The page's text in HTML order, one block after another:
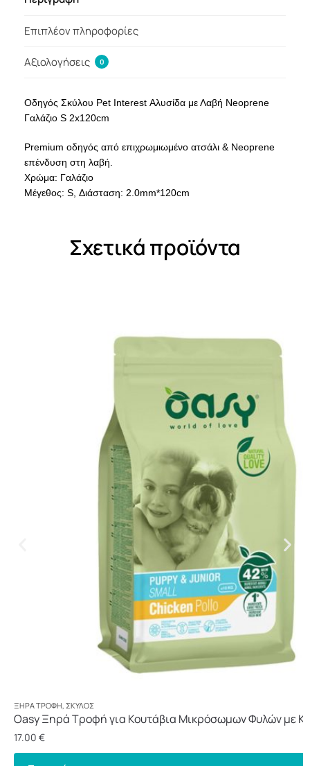
Επιπλέον πληροφορίες
Αξιολογήσεις 0
Οδηγός Σκύλου Pet Interest Αλυσίδα με Λαβή Neoprene
Γαλάζιο S 2x120cm
Premium οδηγός από επιχρωμιωμένο ατσάλι & Νeoprene
επένδυση στη λαβή.
Χρώμα: Γαλάζιο
Μέγεθος: S, Διάσταση: 2.0mm*120cm
Σχετικά προϊόντα
ΞΗΡΆ ΤΡΟΦΉ, ΣΚΎΛΟΣ
Oasy Ξηρά Τροφή για Κουτάβια Μικρόσωμων Φυλών με
17.00 €